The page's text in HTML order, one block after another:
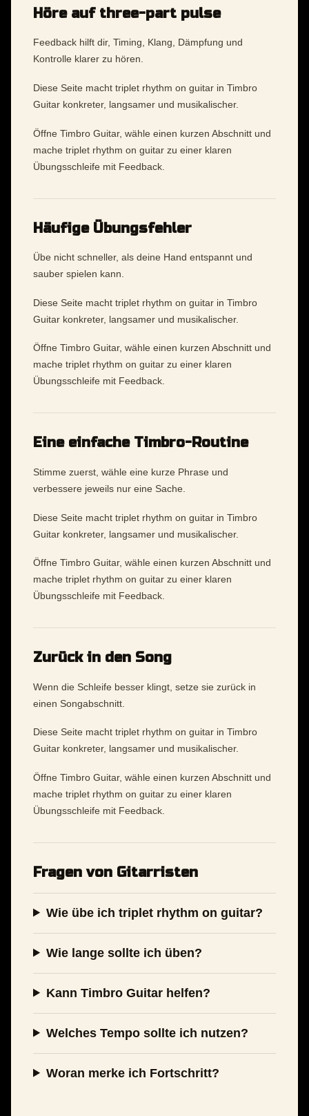
Höre auf three-part pulse
Feedback hilft dir, Timing, Klang, Dämpfung und
Kontrolle klarer zu hören.
Diese Seite macht triplet rhythm on guitar in Timbro
Guitar konkreter, langsamer und musikalischer.
Öffne Timbro Guitar, wähle einen kurzen Abschnitt und
mache triplet rhythm on guitar zu einer klaren
Übungsschleife mit Feedback.
Häufige Übungsfehler
Übe nicht schneller, als deine Hand entspannt und
sauber spielen kann.
Diese Seite macht triplet rhythm on guitar in Timbro
Guitar konkreter, langsamer und musikalischer.
Öffne Timbro Guitar, wähle einen kurzen Abschnitt und
mache triplet rhythm on guitar zu einer klaren
Übungsschleife mit Feedback.
Eine einfache Timbro-Routine
Stimme zuerst, wähle eine kurze Phrase und
verbessere jeweils nur eine Sache.
Diese Seite macht triplet rhythm on guitar in Timbro
Guitar konkreter, langsamer und musikalischer.
Öffne Timbro Guitar, wähle einen kurzen Abschnitt und
mache triplet rhythm on guitar zu einer klaren
Übungsschleife mit Feedback.
Zurück in den Song
Wenn die Schleife besser klingt, setze sie zurück in
einen Songabschnitt.
Diese Seite macht triplet rhythm on guitar in Timbro
Guitar konkreter, langsamer und musikalischer.
Öffne Timbro Guitar, wähle einen kurzen Abschnitt und
mache triplet rhythm on guitar zu einer klaren
Übungsschleife mit Feedback.
Fragen von Gitarristen
Wie übe ich triplet rhythm on guitar?
Wie lange sollte ich üben?
Kann Timbro Guitar helfen?
Welches Tempo sollte ich nutzen?
Woran merke ich Fortschritt?